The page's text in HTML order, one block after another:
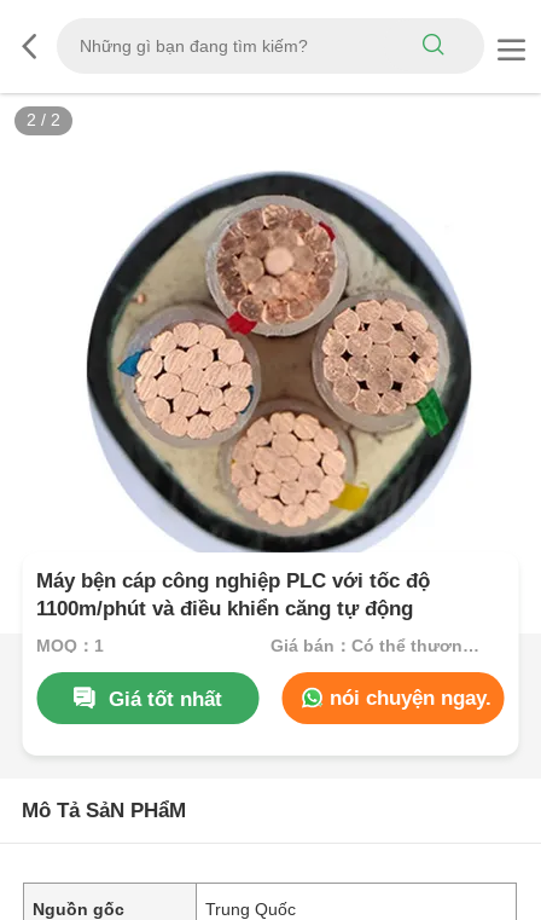
2 / 2
Máy bện cáp công nghiệp PLC với tốc độ
1100m/phút và điều khiển căng tự động
MOQ：1 Giá bán：Có thể thương lượng
Giá tốt nhất nói chuyện ngay.
Mô Tả SảN PHẩM
Nguồn gốc Trung Quốc